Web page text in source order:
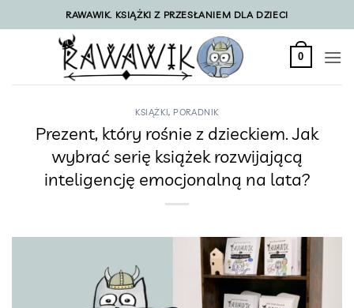
do
zawartości
RAWAWIK. KSIĄŻKI Z PRZESŁANIEM DLA DZIECI
0
KSIĄŻKI, PORADNIK
Prezent, który rośnie z dzieckiem. Jak
wybrać serię książek rozwijającą
inteligencję emocjonalną na lata?